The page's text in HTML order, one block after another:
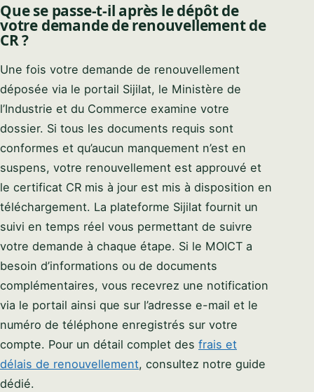
Que se passe-t-il après le dépôt de
votre demande de renouvellement de
CR ?
Une fois votre demande de renouvellement
déposée via le portail Sijilat, le Ministère de
l’Industrie et du Commerce examine votre
dossier. Si tous les documents requis sont
conformes et qu’aucun manquement n’est en
suspens, votre renouvellement est approuvé et
le certificat CR mis à jour est mis à disposition en
téléchargement. La plateforme Sijilat fournit un
suivi en temps réel vous permettant de suivre
votre demande à chaque étape. Si le MOICT a
besoin d’informations ou de documents
complémentaires, vous recevrez une notification
via le portail ainsi que sur l’adresse e-mail et le
numéro de téléphone enregistrés sur votre
compte. Pour un détail complet des frais et
délais de renouvellement, consultez notre guide
dédié.